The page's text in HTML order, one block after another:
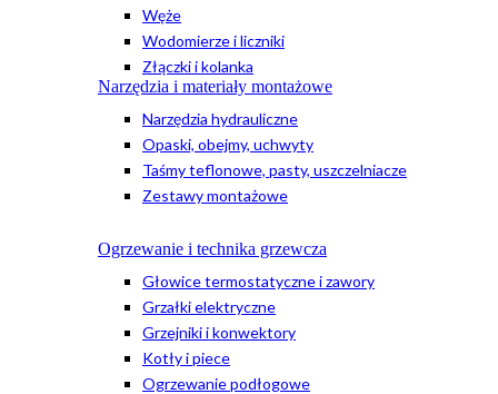
Węże
Wodomierze i liczniki
Złączki i kolanka
Narzędzia i materiały montażowe
Narzędzia hydrauliczne
Opaski, obejmy, uchwyty
Taśmy teflonowe, pasty, uszczelniacze
Zestawy montażowe
Ogrzewanie i technika grzewcza
Głowice termostatyczne i zawory
Grzałki elektryczne
Grzejniki i konwektory
Kotły i piece
Ogrzewanie podłogowe